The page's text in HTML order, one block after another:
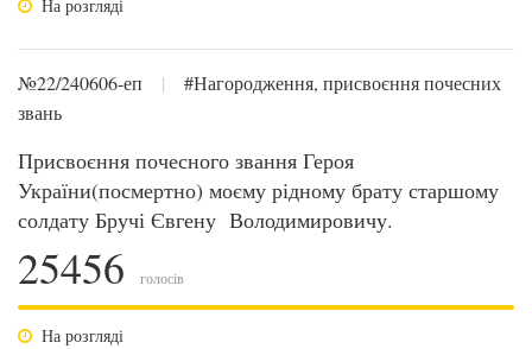
На розгляді
№22/240606-еп |
#Нагородження, присвоєння почесних
звань
Присвоєння почесного звання Героя
України(посмертно) моєму рідному брату старшому
солдату Бручі Євгену Володимировичу.
25456 голосів
На розгляді